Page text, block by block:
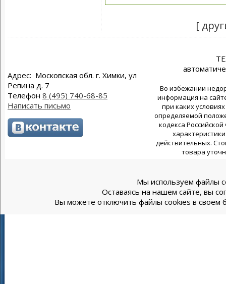
[
Адрес: Московская обл. г. Химки, ул
Репина д. 7
Телефон 8 (495) 740-68-85
Написать письмо
Во избежании
информация на
при каких
определяемой
кодекса
действительных.
товара
Мы используем файлы
Оставаясь на нашем сайте, вы
Вы можете отключить файлы cookies в своем